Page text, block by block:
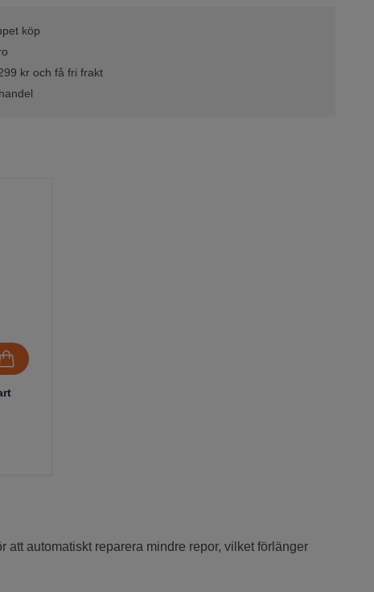
köp
kr och få fri frakt
automatiskt reparera mindre repor, vilket förlänger